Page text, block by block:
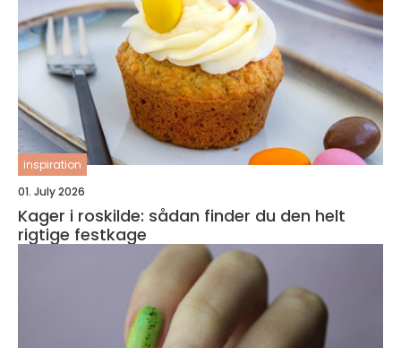
inspiration
01. July 2026
Kager i roskilde: sådan finder du den helt
rigtige festkage